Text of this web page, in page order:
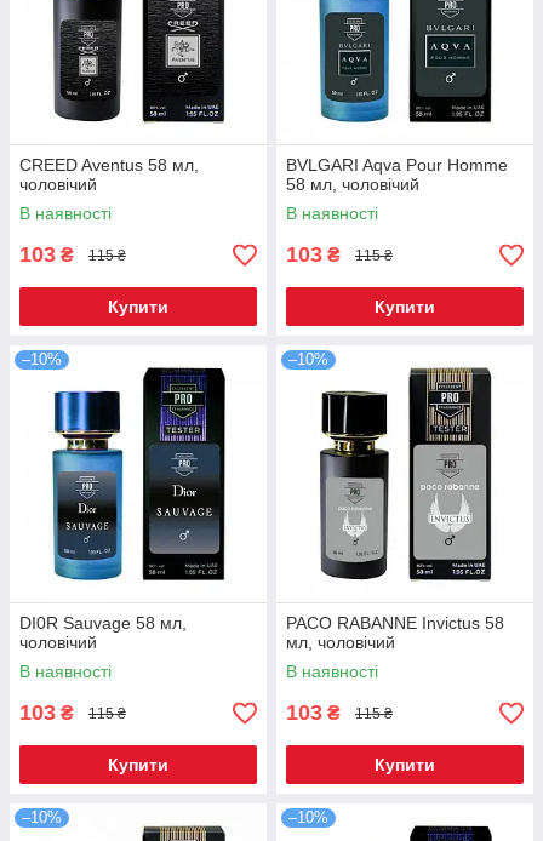
CREED Aventus 58 мл,
чоловічий
В наявності
103 ₴ 115 ₴
Купити
BVLGARI Aqva Pour Homme
58 мл, чоловічий
В наявності
103 ₴ 115 ₴
Купити
–10%
DI0R Sauvage 58 мл,
чоловічий
В наявності
103 ₴ 115 ₴
Купити
–10%
PACO RABANNE Invictus 58
мл, чоловічий
В наявності
103 ₴ 115 ₴
Купити
–10% –10%